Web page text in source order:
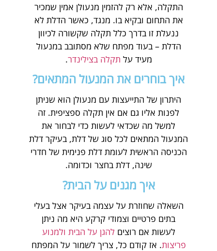
התקלה, אלא רק להזמין מנעולן אמין שמכיר
את התחום ובקיא בו. מנגד, כאשר הדלת לא
ננעלת זו בדרך כלל תקלה שקשורה לכיוון
הדלת – בעוד מפתח שלא מסתובב במנעול
מעיד על תקלה בצילינדר.
איך בוחרים את המנעול המתאים?
היתרון של התייעצות עם מנעולן הוא שניתן
לפנות אליו גם אם אין תקלה ספציפית. זה
למשל מה שכדאי לעשות כדי לבחור את
המנעול המתאים לכל סוג של דלת, בעיקר דלת
הכניסה הראשית לעומת דלת פנימית של חדרי
שינה, דלת בחצר וכדומה.
איך מגנים על הבית?
השאלה שחוזרת על עצמה בעיקר אצל בעלי
בתים פרטיים וצמודי קרקע היא מה ניתן
לעשות אם רוצים להגן על הבית ולמנוע
פריצות. אז קודם כל, צריך לשמור על המפתח